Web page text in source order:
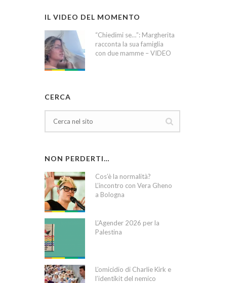
IL VIDEO DEL MOMENTO
“Chiedimi se…”: Margherita
racconta la sua famiglia
con due mamme – VIDEO
CERCA
NON PERDERTI…
Cos’è la normalità?
L’incontro con Vera Gheno
a Bologna
L’Agender 2026 per la
Palestina
L’omicidio di Charlie Kirk e
l’identikit del nemico